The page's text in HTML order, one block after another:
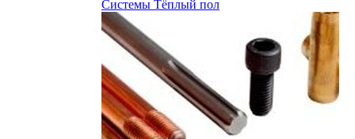
Системы Тёплый пол